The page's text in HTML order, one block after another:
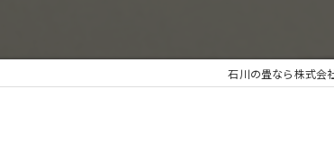
石川の畳なら株式会